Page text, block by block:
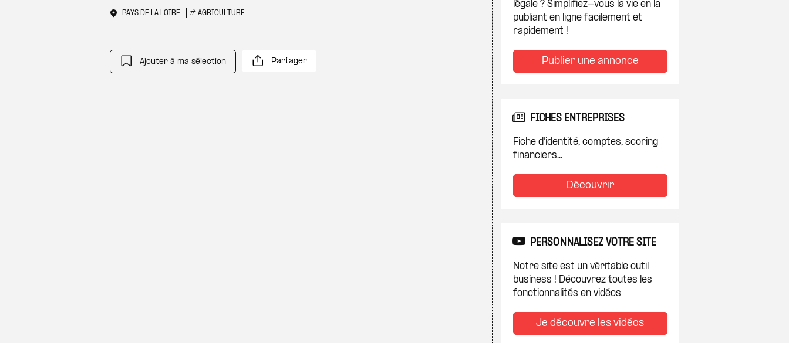
PAYS DE LA LOIRE # AGRICULTURE
Ajouter à ma sélection Partager
légale ? Simplifiez-vous la vie en la
publiant en ligne facilement et
rapidement !
Publier une annonce
FICHES ENTREPRISES
Fiche d'identité, comptes, scoring
financiers...
Découvrir
PERSONNALISEZ VOTRE SITE
Notre site est un véritable outil
business ! Découvrez toutes les
fonctionnalités en vidéos
Je découvre les vidéos